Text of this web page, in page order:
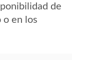
de
o en los